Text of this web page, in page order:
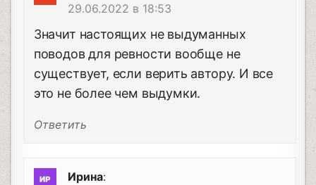
29.06.2022 в 18:53
Значит настоящих не выдуманных
поводов для ревности вообще не
существует, если верить автору. И все
это не более чем выдумки.
Ответить
Ирина: